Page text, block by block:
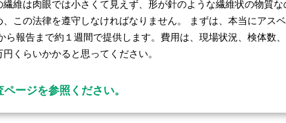
繊維は肉眼では小さくて見えず、形が針のような繊維状の物質
この法律を遵守しなければなりません。 まずは、本当にアス
ら報告まで約１週間で提供します。費用は、現場状況、検体数
くらいかかると思ってください。
ージを参照ください。